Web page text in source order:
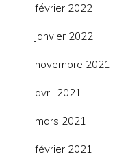
février 2022
janvier 2022
novembre 2021
avril 2021
mars 2021
février 2021